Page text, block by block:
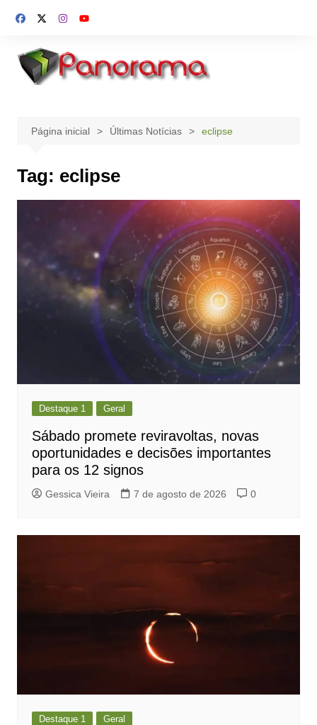
para
conteúdo
Página inicial Últimas Notícias eclipse
Tag: eclipse
Destaque 1 Geral
Sábado promete reviravoltas, novas
oportunidades e decisões importantes
para os 12 signos
Gessica Vieira 7 de agosto de 2026 0
Destaque 1 Geral